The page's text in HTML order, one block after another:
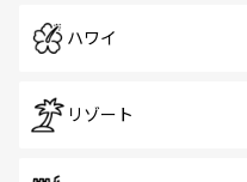
ハワイ
リゾート